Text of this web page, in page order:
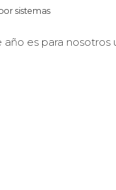
sistemas
es para nosotros